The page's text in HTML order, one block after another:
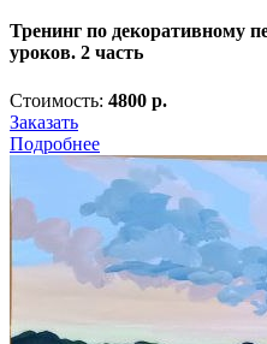
Тренинг по декоративному
уроков. 2 часть
Стоимость: 4800 р.
Заказать
Подробнее